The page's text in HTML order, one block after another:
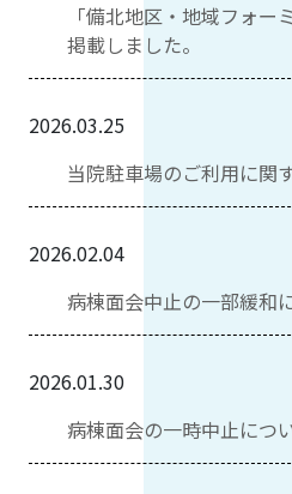
「備北地区・地域フォ
掲載しました。
2026.03.25
当院駐車場のご利用に関
2026.02.04
病棟面会中止の一部緩和
2026.01.30
病棟面会の一時中止につ